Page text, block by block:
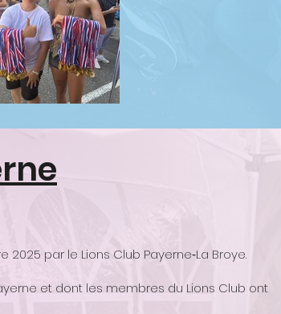
par le Lions Club Payerne‑La Broye.
et dont les membres du Lions Club ont